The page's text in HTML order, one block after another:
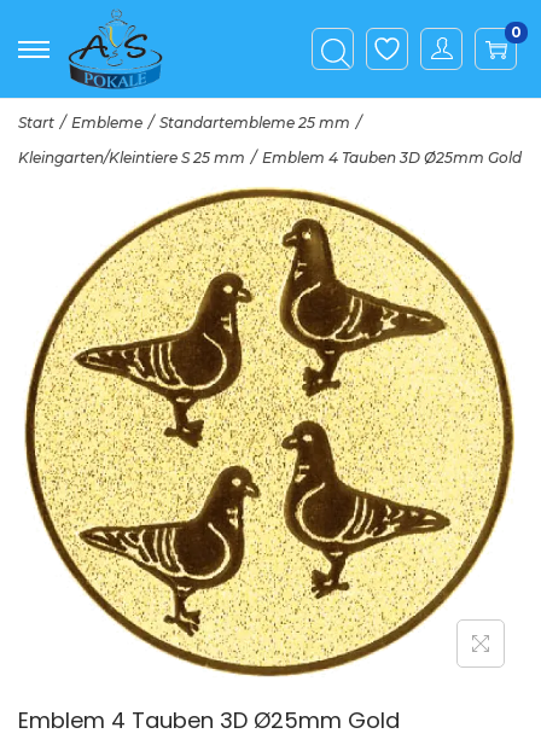
0
Start / Embleme / Standartembleme 25 mm /
Kleingarten/Kleintiere S 25 mm / Emblem 4 Tauben 3D Ø25mm Gold
Emblem 4 Tauben 3D Ø25mm Gold